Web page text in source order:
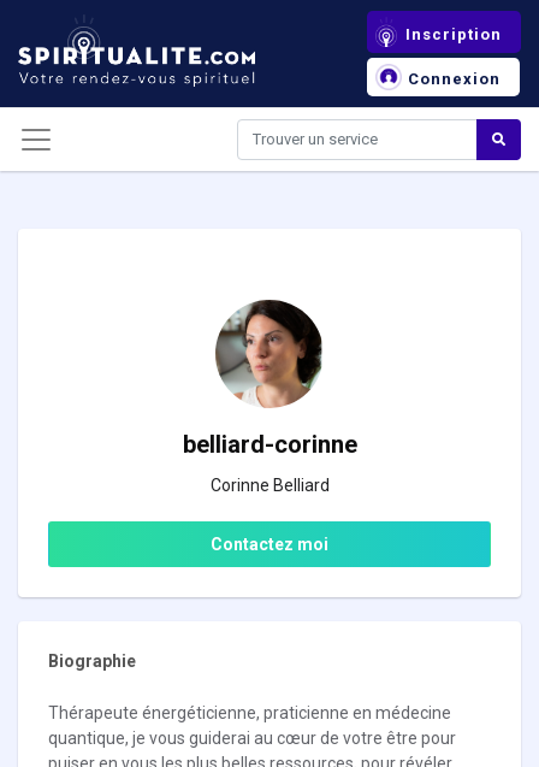
Inscription
Connexion
belliard-corinne
Corinne Belliard
Contactez moi
Biographie
Thérapeute énergéticienne, praticienne en médecine
quantique, je vous guiderai au cœur de votre être pour
puiser en vous les plus belles ressources, pour révéler